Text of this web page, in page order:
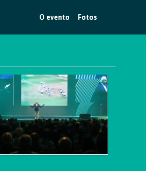
O evento Fotos